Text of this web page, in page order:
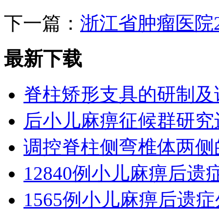
下一篇： 浙江省肿瘤医
最新下载
脊柱矫形支具的研制
后小儿麻痹征候群研
调控脊柱侧弯椎体两
12840例小儿麻痹后遗
1565例小儿麻痹后遗